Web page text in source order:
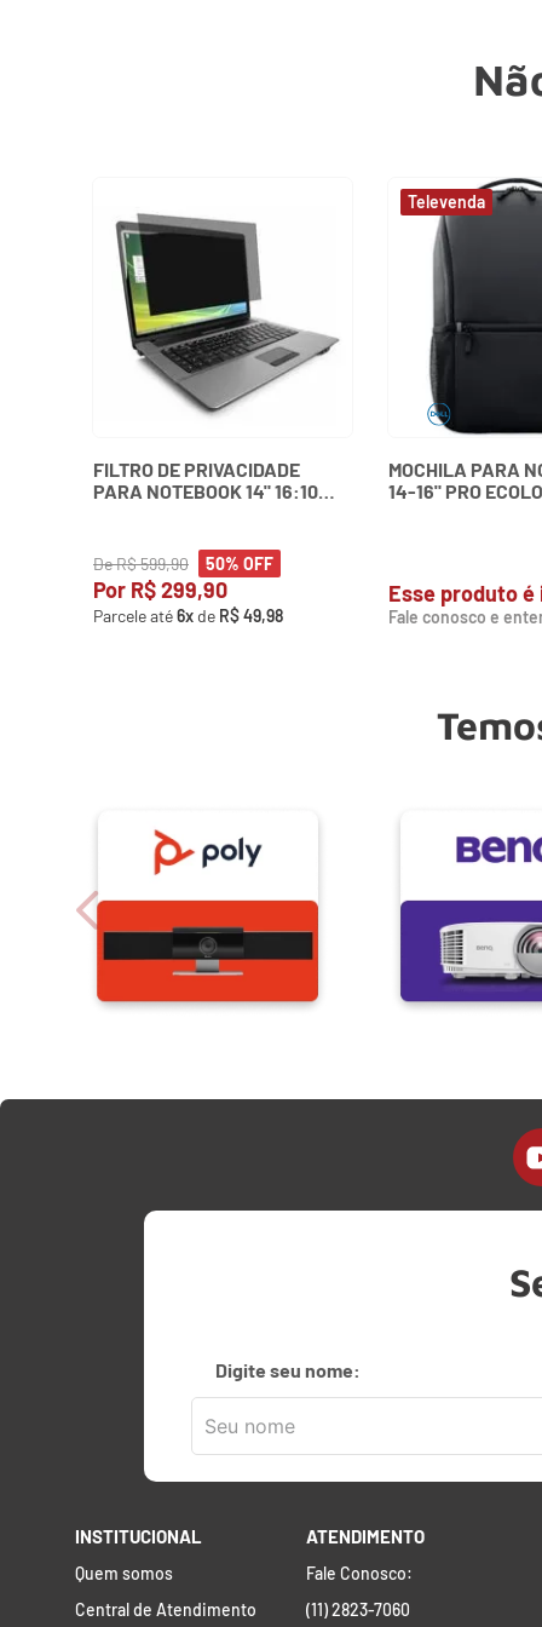
FILTRO DE PRIVACIDADE
PARA NOTEBOOK 14" 16:10
DeR$599,90 50% OFF
Por R$299,90
Parcele até6x de R$49,98
MOCHILA PARA
14-16" PRO
Esse produto é
Fale conosco e
Digite seu nome:
INSTITUCIONAL
Quem somos
Central de Atendimento
ATENDIMENTO
Fale Conosco:
(11) 2823-7060